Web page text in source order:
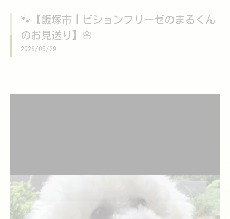
🐾【飯塚市｜ビションフリーゼのまるくん
のお見送り】🌸
2026/05/29